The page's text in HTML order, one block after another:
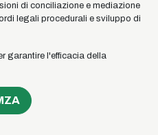
di conciliazione e mediazione
legali procedurali e sviluppo di
garantire l'efficacia della